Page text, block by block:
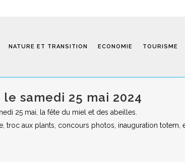
NATURE ET TRANSITION ECONOMIE TOURISME
Saint-Fiel
samedi 25 mai 2024
25 mai, la fête du miel et des abeilles.
troc aux plants, concours photos, inauguration totem,